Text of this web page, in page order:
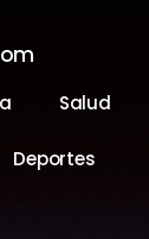
Salud
Deportes